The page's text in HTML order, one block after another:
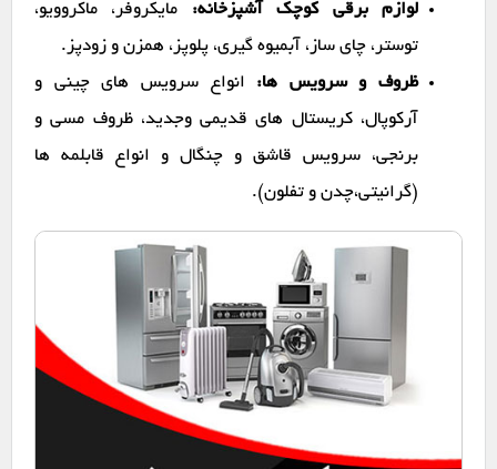
لوازم برقی کوچک آشپزخانه: مایکروفر، ماکروویو،
توستر، چای ساز، آبمیوه گیری، پلوپز، همزن و زودپز.
ظروف و سرویس ها: انواع سرویس های چینی و
آرکوپال، کریستال های قدیمی وجدید، ظروف مسی و
برنجی، سرویس قاشق و چنگال و انواع قابلمه ها
(گرانیتی،چدن و تفلون).